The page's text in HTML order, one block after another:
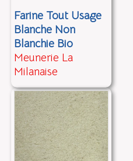
Farine Tout Usage
Blanche Non
Blanchie Bio
Meunerie La
Milanaise